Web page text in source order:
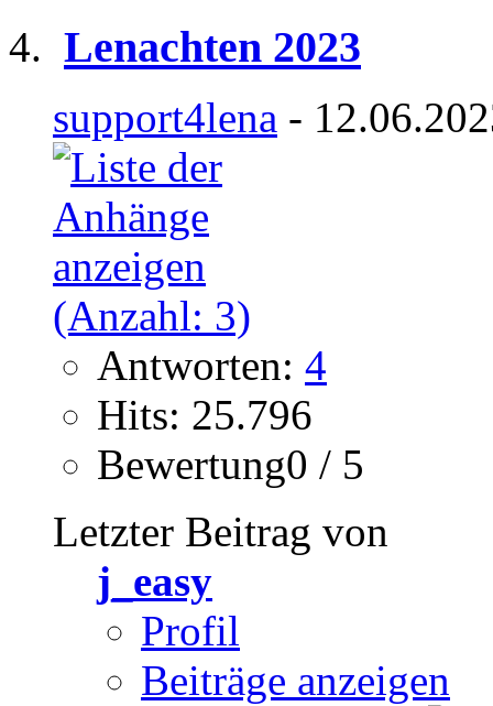
Lenachten 2023
support4lena -
Antworten: 4
Hits: 25.796
Bewertung0 / 5
Letzter Beitrag von
j_easy
Profil
Beiträge anzeigen